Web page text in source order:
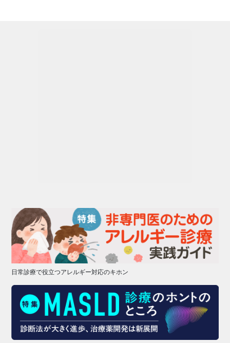
日常診療で役立つアレルギー対応のキホン